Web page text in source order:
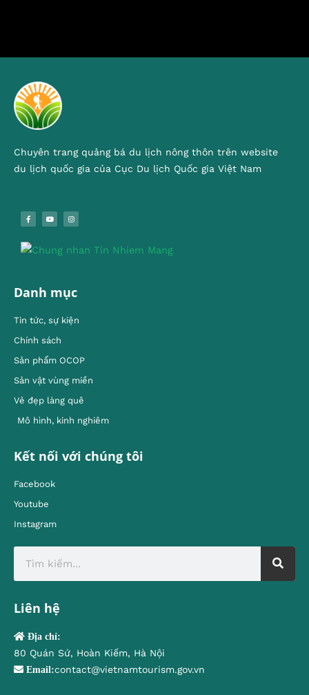
Chuyên trang quảng bá du lịch nông thôn trên website
du lịch quốc gia của Cục Du lịch Quốc gia Việt Nam
Danh mục
Tin tức, sự kiện
Chính sách
Sản phẩm OCOP
Sản vật vùng miền
Vẻ đẹp làng quê
Mô hình, kinh nghiêm
Kết nối với chúng tôi
Facebook
Youtube
Instagram
Liên hệ
Địa chỉ:
80 Quán Sứ, Hoàn Kiếm, Hà Nội
Email:contact@vietnamtourism.gov.vn